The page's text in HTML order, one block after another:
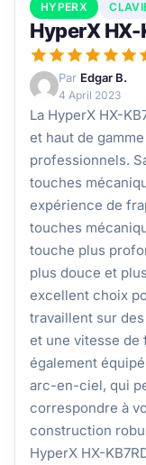
HYPERX
HyperX HX-
Par Edgar B.
4 April 2023
La HyperX HX-
et haut de
professionnels.
touches
expérience de
touches
touche plus
plus douce et
excellent choix
travaillent sur
et une vitesse de
également
arc-en-ciel, qui
correspondre à
construction
HyperX HX-